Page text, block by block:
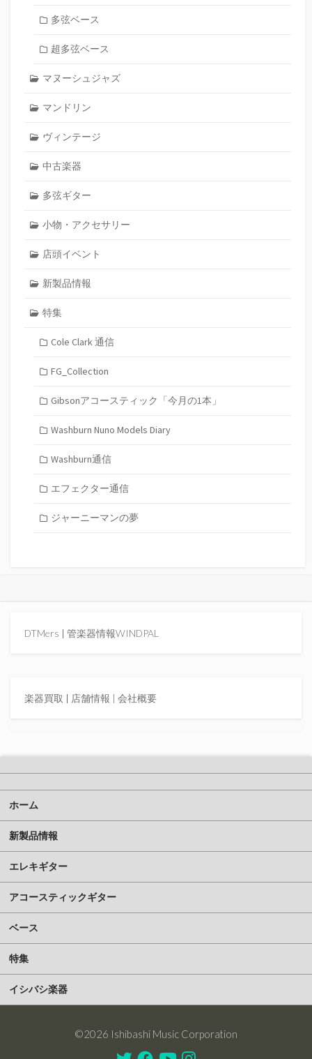
多弦ベース
超多弦ベース
マヌーシュジャズ
マンドリン
ヴィンテージ
中古楽器
多弦ギター
小物・アクセサリー
店頭イベント
新製品情報
特集
Cole Clark 通信
FG_Collection
Gibsonアコースティック「今月の1本」
Washburn Nuno Models Diary
Washburn通信
エフェクター通信
ジャーニーマンの夢
DTMers | 管楽器情報WINDPAL
楽器買取 | 店舗情報 | 会社概要
ホーム
新製品情報
エレキギター
アコースティックギター
ベース
特集
イシバシ楽器
©2026 Ishibashi Music Corporation